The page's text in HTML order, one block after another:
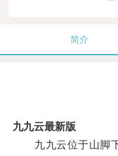
简介
九九云最新版
九九云位于山脚下